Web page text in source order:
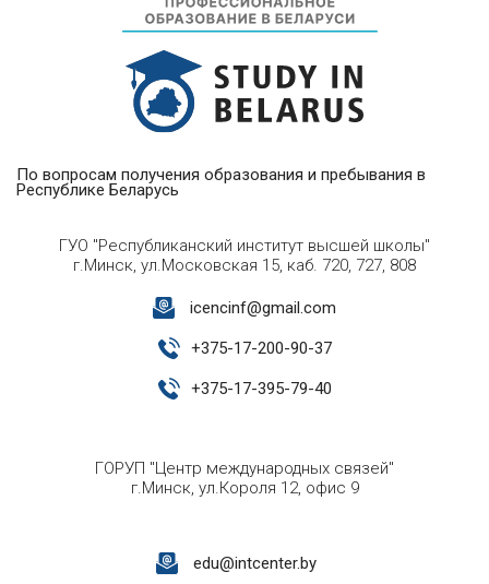
По вопросам получения образования и пребывания в
Республике Беларусь
ГУО "Республиканский институт высшей школы"
г.Минск, ул.Московская 15, каб. 720, 727, 808
icencinf@gmail.com
+375-17-200-90-37
+375-17-395-79-40
ГОРУП "Центр международных связей"
г.Минск, ул.Короля 12, офис 9
edu@intcenter.by